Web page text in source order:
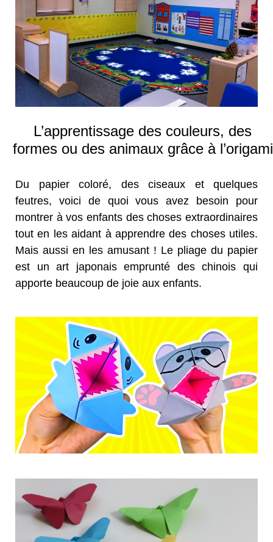
L’apprentissage des couleurs, des
formes ou des animaux grâce à l’origami
Du papier coloré, des ciseaux et quelques
feutres, voici de quoi vous avez besoin pour
montrer à vos enfants des choses extraordinaires
tout en les aidant à apprendre des choses utiles.
Mais aussi en les amusant ! Le pliage du papier
est un art japonais emprunté des chinois qui
apporte beaucoup de joie aux enfants.